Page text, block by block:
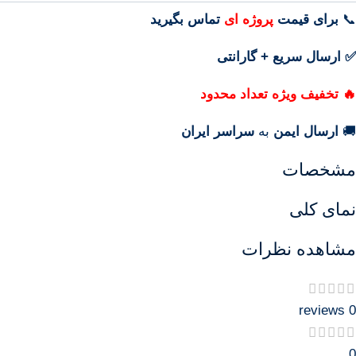
📞 برای قیمت پروژه ای تماس بگیرید
✅ ارسال سریع + گارانتی
🔥 تخفیف ویژه تعداد محدود
🚚 ارسال ایمن به سراسر ایران
مشخصات
نمای کلی
مشاهده نظرات
0 reviews